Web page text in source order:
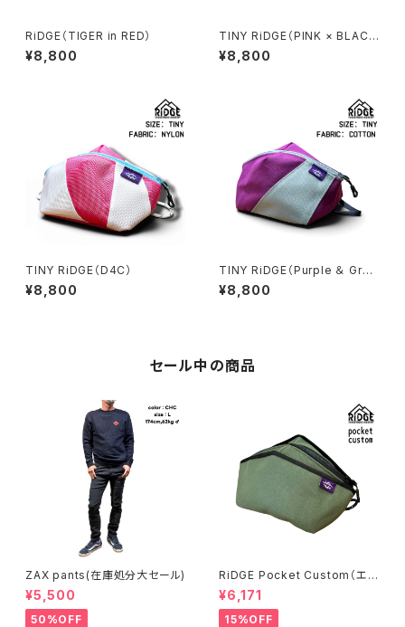
RiDGE（TIGER in RED）
¥8,800
TINY RiDGE（PINK × BLAC
K）
¥8,800
TINY RiDGE（D4C）
¥8,800
TINY RiDGE（Purple ＆ Gra
y）
¥8,800
セール中の商品
ZAX pants(在庫処分大セール)
¥5,500
50%OFF
RiDGE Pocket Custom（エバ
ーグリーン）
¥6,171
15%OFF